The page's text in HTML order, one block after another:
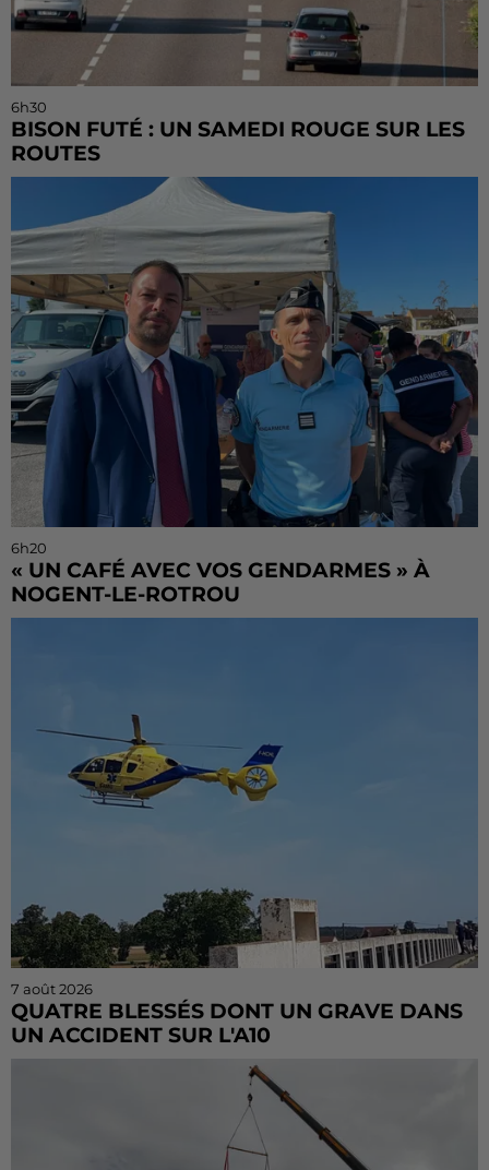
6h30
BISON FUTÉ : UN SAMEDI ROUGE SUR LES
ROUTES
C'est l'un des week-ends les plus chargés de l'été,
avec des départs aussi importants que les retours.
6h20
« UN CAFÉ AVEC VOS GENDARMES » À
NOGENT-LE-ROTROU
Les gendarmes de la brigade iront à la rencontre de
7 août 2026
QUATRE BLESSÉS DONT UN GRAVE DANS
UN ACCIDENT SUR L'A10
Le choc a eu lieu dans la matinée, vendredi 7 août à
hauteur de Sainville en direction d'Orléans.